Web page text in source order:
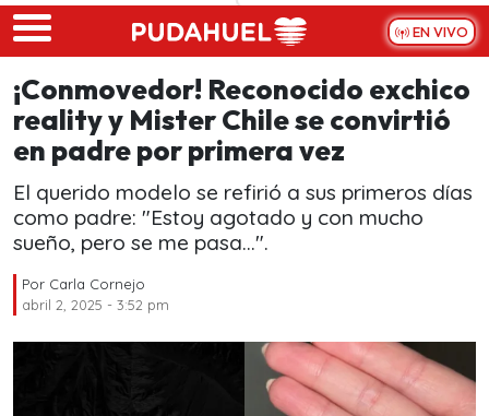
Skip to main content
EN VIVO
¡Conmovedor! Reconocido exchico
reality y Mister Chile se convirtió
en padre por primera vez
El querido modelo se refirió a sus primeros días
como padre: "Estoy agotado y con mucho
sueño, pero se me pasa...".
Por Carla Cornejo
abril 2, 2025 - 3:52 pm